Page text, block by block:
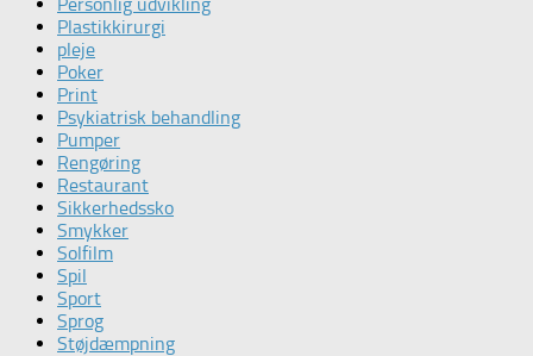
Plastikkirurgi
pleje
Poker
Print
Psykiatrisk behandling
Pumper
Rengøring
Restaurant
Sikkerhedssko
Smykker
Solfilm
Spil
Sport
Sprog
Støjdæmpning